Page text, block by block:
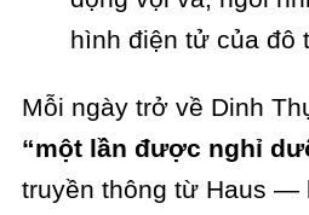
hình điện tử của đô
Mỗi ngày trở về Dinh
“một lần được nghỉ
truyền thông từ Haus —